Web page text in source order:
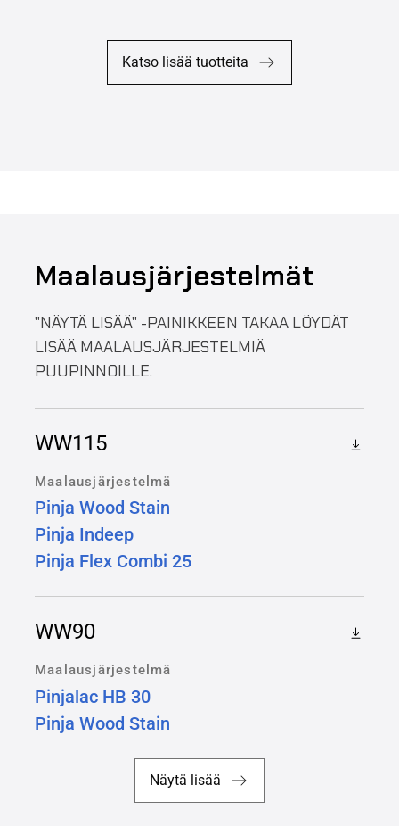
Katso lisää tuotteita
Maalausjärjestelmät
"NÄYTÄ LISÄÄ" -PAINIKKEEN TAKAA LÖYDÄT
LISÄÄ MAALAUSJÄRJESTELMIÄ
PUUPINNOILLE.
WW115
Maalausjärjestelmä
Pinja Wood Stain
Pinja Indeep
Pinja Flex Combi 25
WW90
Maalausjärjestelmä
Pinjalac HB 30
Pinja Wood Stain
Näytä lisää